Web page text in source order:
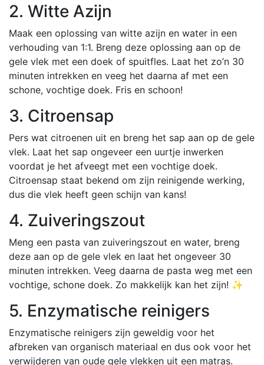
2. Witte Azijn
Maak een oplossing van witte azijn en water in een
verhouding van 1:1. Breng deze oplossing aan op de
gele vlek met een doek of spuitfles. Laat het zo’n 30
minuten intrekken en veeg het daarna af met een
schone, vochtige doek. Fris en schoon!
3. Citroensap
Pers wat citroenen uit en breng het sap aan op de gele
vlek. Laat het sap ongeveer een uurtje inwerken
voordat je het afveegt met een vochtige doek.
Citroensap staat bekend om zijn reinigende werking,
dus die vlek heeft geen schijn van kans!
4. Zuiveringszout
Meng een pasta van zuiveringszout en water, breng
deze aan op de gele vlek en laat het ongeveer 30
minuten intrekken. Veeg daarna de pasta weg met een
vochtige, schone doek. Zo makkelijk kan het zijn! ✨
5. Enzymatische reinigers
Enzymatische reinigers zijn geweldig voor het
afbreken van organisch materiaal en dus ook voor het
verwijderen van oude gele vlekken uit een matras.